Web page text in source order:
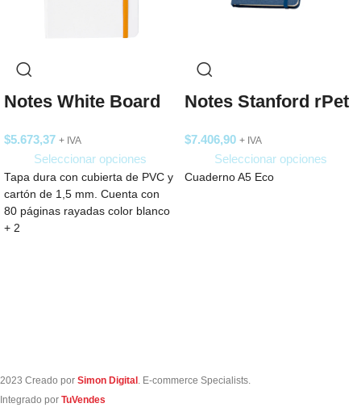
Notes White Board
$5.673,37 + IVA
Seleccionar opciones
Tapa dura con cubierta de PVC y
cartón de 1,5 mm. Cuenta con
80 páginas rayadas color blanco
+ 2
Notes Stanford rPet
$7.406,90 + IVA
Seleccionar opciones
Cuaderno A5 Eco
2023 Creado por Simon Digital . E-commerce Specialists.
Integrado por TuVendes